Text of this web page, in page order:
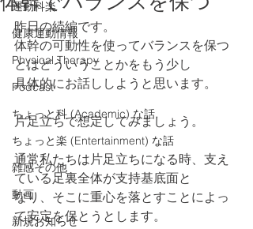
運動科楽
健康運動情報
Physical Therapy
Podcast
ちょっと科 (Academic) な話
ちょっと楽 (Entertainment) な話
雑感その他
動画
新規お知らせ
昨日の続編です。
体幹の可動性を使ってバランスを保つ
とはどういうことかをもう少し
具体的にお話ししようと思います。
片足立ちで想定してみましょう。
通常私たちは片足立ちになる時、支え
ている足裏全体が支持基底面と
なり、そこに重心を落とすことによっ
て安定を保とうとします。